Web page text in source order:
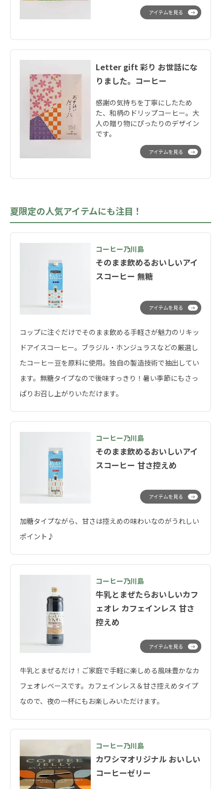
アイテムを見る
Letter gift 彩り お世話にな
りました。コーヒー
感謝の気持ちを丁寧にしたため
た、和柄のドリップコーヒー。大
人の贈り物にぴったりのデザイン
です。
アイテムを見る
夏限定の人気アイテムにも注目！
そのまま飲めるおいしいアイ
スコーヒー 無糖
コーヒー乃川島
コップに注ぐだけでそのまま飲める手軽さが魅力のリキッ
ドアイスコーヒー。ブラジル・ホンジュラスなどの厳選し
たコーヒー豆を原料に使用。独自の製造技術で抽出してい
ます。無糖タイプなので後味すっきり！暑い季節にもさっ
ぱりお召し上がりいただけます。
アイテムを見る
そのまま飲めるおいしいアイ
スコーヒー 甘さ控えめ
コーヒー乃川島
加糖タイプながら、甘さは控えめの味わいなのがうれしい
ポイント♪
アイテムを見る
牛乳とまぜたらおいしいカフ
ェオレ カフェインレス 甘さ
控えめ
コーヒー乃川島
牛乳とまぜるだけ！ご家庭で手軽に楽しめる風味豊かなカ
フェオレベースです。カフェインレス＆甘さ控えめタイプ
なので、夜の一杯にもお楽しみいただけます。
アイテムを見る
カワシマオリジナル おいしい
コーヒーゼリー
コーヒー乃川島